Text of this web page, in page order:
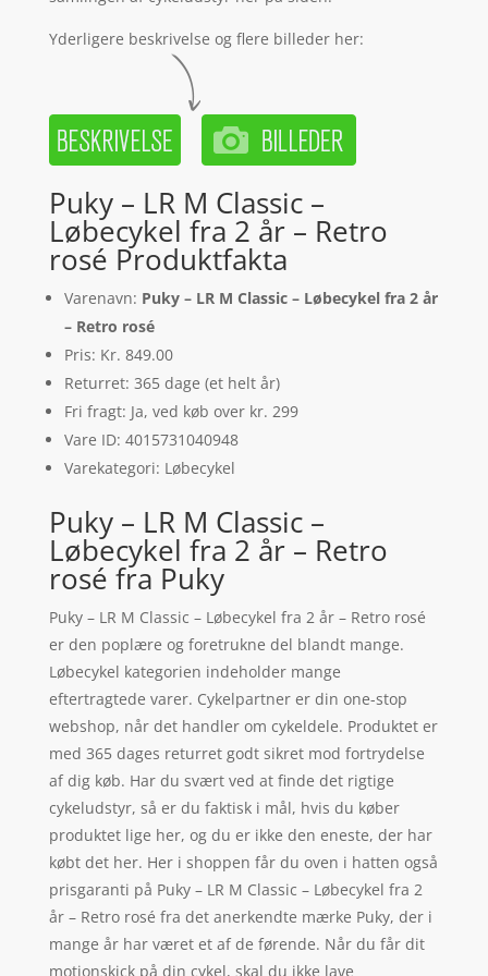
Yderligere beskrivelse og flere billeder her:
Puky – LR M Classic –
Løbecykel fra 2 år – Retro
rosé Produktfakta
Varenavn: Puky – LR M Classic – Løbecykel fra 2 år
– Retro rosé
Pris: Kr. 849.00
Returret: 365 dage (et helt år)
Fri fragt: Ja, ved køb over kr. 299
Vare ID: 4015731040948
Varekategori: Løbecykel
Puky – LR M Classic –
Løbecykel fra 2 år – Retro
rosé fra Puky
Puky – LR M Classic – Løbecykel fra 2 år – Retro rosé
er den poplære og foretrukne del blandt mange.
Løbecykel kategorien indeholder mange
eftertragtede varer. Cykelpartner er din one-stop
webshop, når det handler om cykeldele. Produktet er
med 365 dages returret godt sikret mod fortrydelse
af dig køb. Har du svært ved at finde det rigtige
cykeludstyr, så er du faktisk i mål, hvis du køber
produktet lige her, og du er ikke den eneste, der har
købt det her. Her i shoppen får du oven i hatten også
prisgaranti på Puky – LR M Classic – Løbecykel fra 2
år – Retro rosé fra det anerkendte mærke Puky, der i
mange år har været et af de førende. Når du får dit
motionskick på din cykel, skal du ikke lave